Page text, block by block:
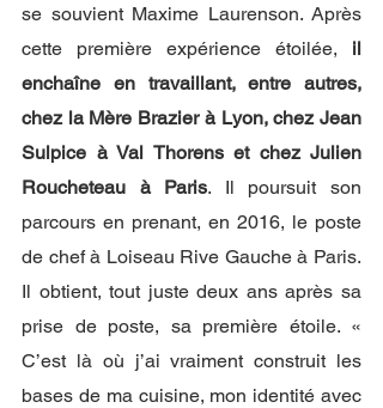
se souvient Maxime Laurenson. Après
cette première expérience étoilée, il
enchaîne en travaillant, entre autres,
chez la Mère Brazier à Lyon, chez Jean
Sulpice à Val Thorens et chez Julien
Roucheteau à Paris. Il poursuit son
parcours en prenant, en 2016, le poste
de chef à Loiseau Rive Gauche à Paris.
Il obtient, tout juste deux ans après sa
prise de poste, sa première étoile. «
C’est là où j’ai vraiment construit les
bases de ma cuisine, mon identité avec